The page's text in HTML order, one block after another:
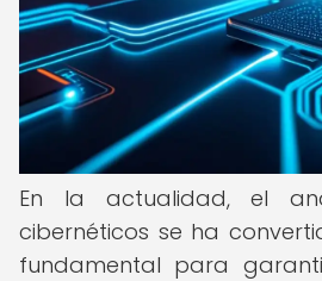
En la actualidad, el
cibernéticos se ha
fundamental para